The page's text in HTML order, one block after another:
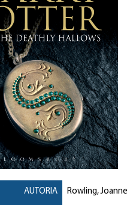
AUTORIA Rowling,